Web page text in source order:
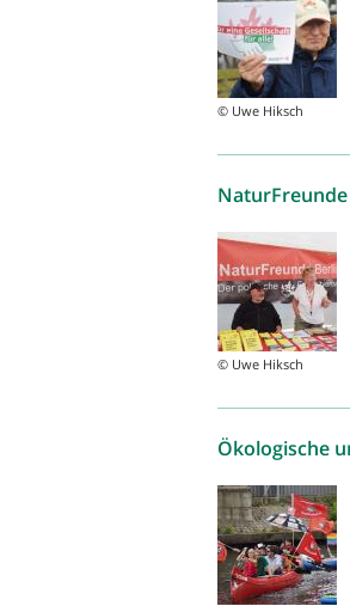
© Uwe Hiksch
© Uwe Hiksch
Ökologische